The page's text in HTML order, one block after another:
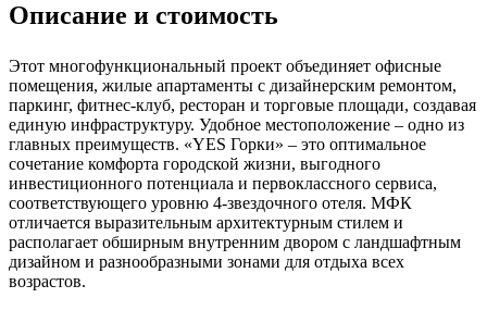
Описание и стоимость
Этот многофункциональный проект объединяет офисные
помещения, жилые апартаменты с дизайнерским ремонтом,
паркинг, фитнес-клуб, ресторан и торговые площади, создавая
единую инфраструктуру. Удобное местоположение – одно из
главных преимуществ. «YES Горки» – это оптимальное
сочетание комфорта городской жизни, выгодного
инвестиционного потенциала и первоклассного сервиса,
соответствующего уровню 4-звездочного отеля. МФК
отличается выразительным архитектурным стилем и
располагает обширным внутренним двором с ландшафтным
дизайном и разнообразными зонами для отдыха всех
возрастов.